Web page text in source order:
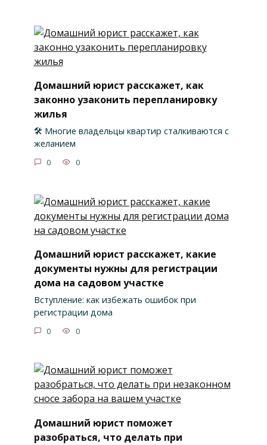
Домашний юрист расскажет, как
законно узаконить перепланировку
жилья
🛠️ Многие владельцы квартир сталкиваются с
желанием
0 0
Домашний юрист расскажет, какие
документы нужны для регистрации
дома на садовом участке
Вступление: как избежать ошибок при
регистрации дома
0 0
Домашний юрист поможет
разобраться, что делать при